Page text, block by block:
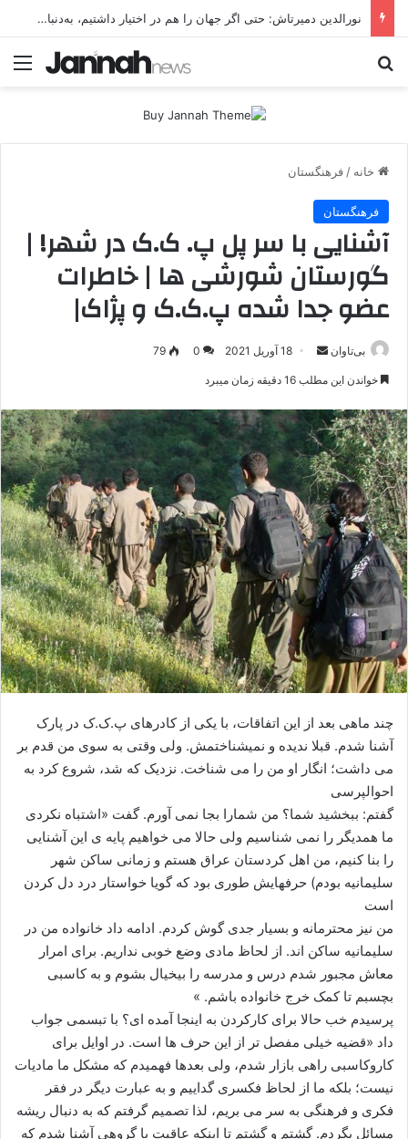
نورالدین دمیرتاش: حتی اگر جهان را هم در اختیار داشتیم، به‌دنبال تشکیل دولت کُردی نبودیم
خانه / فرهنگستان
فرهنگستان
آشنایی با سر پل پ. ک.ک در شهر! |
گورستان شورشی ها | خاطرات
عضو جدا شده پ.ک.ک و پژاک|
بی‌تاوان
ر
ل
ا
ی
م
ی
ل
18 آوریل 2021 0
79
خواندن این مطلب 16 دقیقه زمان میبرد
چند ماهی بعد از این اتفاقات، با یکی از کادرهای پ.ک.ک در پارک
آشنا شدم. قبلا ندیده و نمیشناختمش. ولی وقتی به سوی من قدم بر
می داشت؛ انگار او من را می شناخت. نزدیک که شد، شروع کرد به
احوالپرسی
گفتم: ببخشید شما؟ من شمارا بجا نمی آورم. گفت «اشتباه نکردی
ما همدیگر را نمی شناسیم ولی حالا می خواهیم پایه ی این آشنایی
را بنا کنیم، من اهل کردستان عراق هستم و زمانی ساکن شهر
سلیمانیه بودم) حرفهایش طوری بود که گویا خواستار درد دل کردن
است
من نیز محترمانه و بسیار جدی گوش کردم. ادامه داد خانواده من در
سلیمانیه ساکن اند. از لحاظ مادی وضع خوبی نداریم. برای امرار
معاش مجبور شدم درس و مدرسه را بیخیال بشوم و به کاسبی
بچسبم تا کمک خرج خانواده باشم. »
پرسیدم خب حالا برای کارکردن به اینجا آمده ای؟ با تبسمی جواب
داد «قضیه خیلی مفصل تر از این حرف ها است. در اوایل برای
کاروکاسبی راهی بازار شدم، ولی بعدها فهمیدم که مشکل ما مادیات
نیست؛ بلکه ما از لحاظ فکسری گداییم و به عبارت دیگر در فقر
فکری و فرهنگی به سر می بریم، لذا تصمیم گرفتم که به دنبال ریشه
مسائل بگردم. گشتم و گشتم تا اینکه عاقبت با گروهی آشنا شدم که